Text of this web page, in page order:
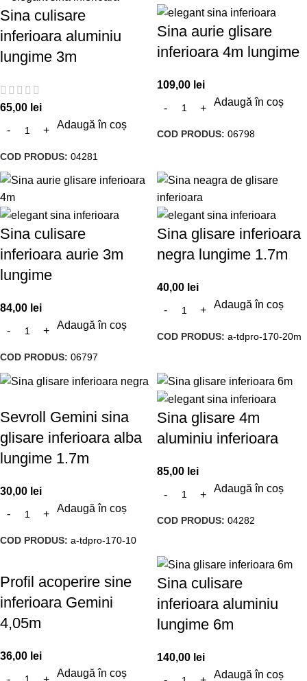
Sina culisare
inferioara aluminiu
lungime 3m
65,00 lei
Adaugă în coș
COD PRODUS: 04281
Sina aurie glisare
inferioara 4m lungime
109,00 lei
Adaugă în coș
COD PRODUS: 06798
Sina culisare
inferioara aurie 3m
lungime
84,00 lei
Adaugă în coș
COD PRODUS: 06797
Sina glisare inferioara
negra lungime 1.7m
40,00 lei
Adaugă în coș
COD PRODUS: a-tdpro-170-20m
Sevroll Gemini sina
glisare inferioara alba
lungime 1.7m
30,00 lei
Adaugă în coș
COD PRODUS: a-tdpro-170-10
Sina glisare 4m
aluminiu inferioara
85,00 lei
Adaugă în coș
COD PRODUS: 04282
Profil acoperire sine
inferioara Gemini
4,05m
36,00 lei
Adaugă în coș
Sina culisare
inferioara aluminiu
lungime 6m
140,00 lei
Adaugă în coș